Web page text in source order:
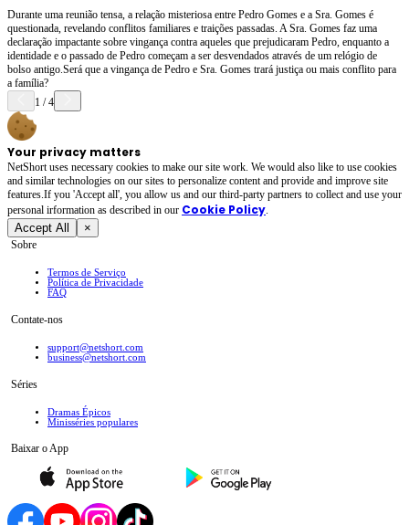
Durante uma reunião tensa, a relação misteriosa entre Pedro Gomes e a Sra. Gomes é
questionada, revelando conflitos familiares e traições passadas. A Sra. Gomes faz uma
declaração impactante sobre vingança contra aqueles que prejudicaram Pedro, enquanto a
identidade e o passado de Pedro começam a ser desvendados através de um relógio de
bolso antigo.Será que a vingança de Pedro e Sra. Gomes trará justiça ou mais conflito para
a família?
1 /4
Your privacy matters
NetShort uses necessary cookies to make our site work. We would also like to use cookies
and similar technologies on our sites to personalize content and provide and improve site
features.If you 'Accept all', you allow us and our third-party partners to collect and use your
personal irformation as described in our Cookie Policy.
Accept All ×
Sobre
Termos de Serviço
Política de Privacidade
FAQ
Contate-nos
support@netshort.com
business@netshort.com
Séries
Dramas Épicos
Minisséries populares
Baixar o App